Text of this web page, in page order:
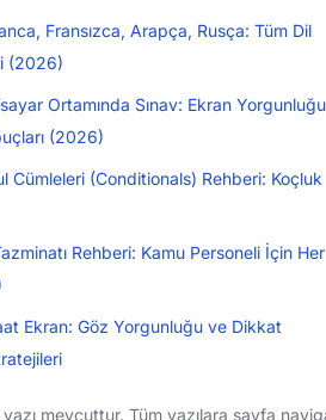
Fransızca, Arapça, Rusça: Tüm Dil
(2026)
Ortamında Sınav: Ekran Yorgunluğu
(2026)
Cümleleri (Conditionals) Rehberi: Koçluk
Rehberi: Kamu Personeli İçin Her
Ekran: Göz Yorgunluğu ve Dikkat
yazı mevcuttur. Tüm yazılara sayfa